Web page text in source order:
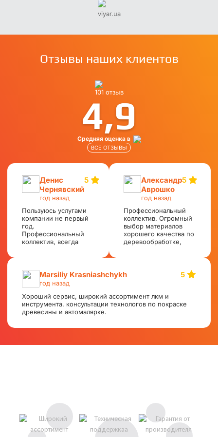
viyar.ua
Отзывы наших клиентов
101 отзыв
4,9
Средняя оценка в
ВСЕ ОТЗЫВЫ
Денис
Чернявский
год назад
5
Пользуюсь услугами
компании не первый
год.
Профессиональный
коллектив, всегда
помогут
сформировать заказ.
Огромный выбор
материалов хорошего
качества по
адекватным ценам.
Доставка и
Александр
Аврошко
год назад
5
Профессиональный
коллектив. Огромный
выбор материалов
хорошего качества по
деревообработке,
Доставка и
формирование заказов
оперативная. Всем
рекомендую.
Marsiliy Krasniashchykh
год назад
5
Хороший сервис, широкий ассортимент лкм и
инструмента. консультации технологов по покраске
древесины и автомалярке.